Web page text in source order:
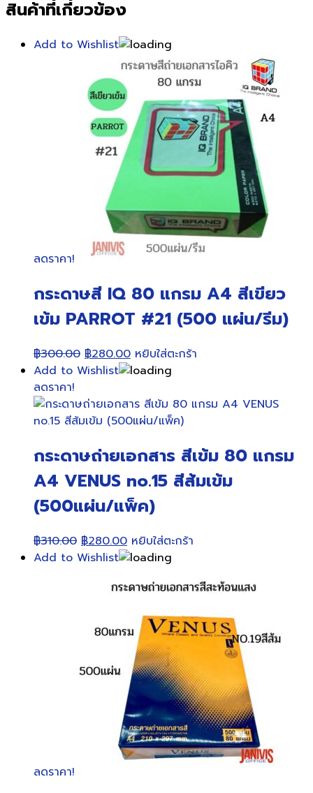
สินค้าที่เกี่ยวข้อง
Add to Wishlist
ลดราคา!
กระดาษสี IQ 80 แกรม A4 สีเขียว
เข้ม PARROT #21 (500 แผ่น/รีม)
฿300.00 Original
price
฿300.00.
฿280.00Current
price
฿280.00.
หยิบใส่ตะกร้า
Add to Wishlist
ลดราคา!
กระดาษถ่ายเอกสาร สีเข้ม 80 แกรม
A4 VENUS no.15 สีส้มเข้ม
(500แผ่น/แพ็ค)
฿310.00 Original
price
฿310.00.
฿280.00Current
price
฿280.00.
หยิบใส่ตะกร้า
Add to Wishlist
ลดราคา!